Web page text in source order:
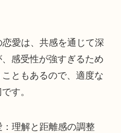
愛は、共感を通じて深
感受性が強すぎるため
ともあるので、適度な
す。
理解と距離感の調整